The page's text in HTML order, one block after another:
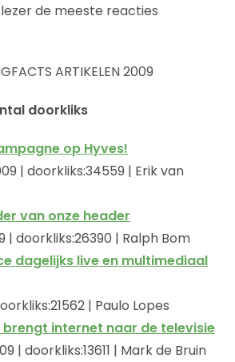
de meeste reacties
ARTIKELEN 2009
doorkliks
op Hyves!
| doorkliks:34559 | Erik van
van onze header
| doorkliks:26390 | Ralph Bom
dagelijks live en multimediaal
| Paulo Lopes
brengt internet naar de televisie
| doorkliks:13611 | Mark de Bruin